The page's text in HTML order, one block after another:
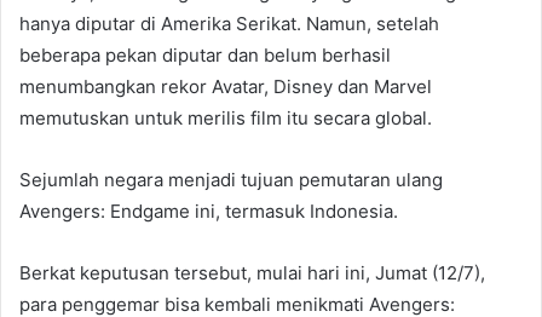
hanya diputar di Amerika Serikat. Namun, setelah
beberapa pekan diputar dan belum berhasil
menumbangkan rekor Avatar, Disney dan Marvel
memutuskan untuk merilis film itu secara global.
Sejumlah negara menjadi tujuan pemutaran ulang
Avengers: Endgame ini, termasuk Indonesia.
Berkat keputusan tersebut, mulai hari ini, Jumat (12/7),
para penggemar bisa kembali menikmati Avengers: